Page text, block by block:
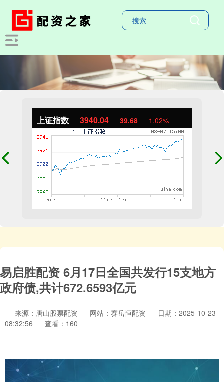
上证指数 3940.04 39.68 1.02%
易启胜配资 6月17日全国共发行15支地方
政府债,共计672.6593亿元
来源：唐山股票配资 网站：赛岳恒配资
日期：2025-10-23
08:32:56
查看：160